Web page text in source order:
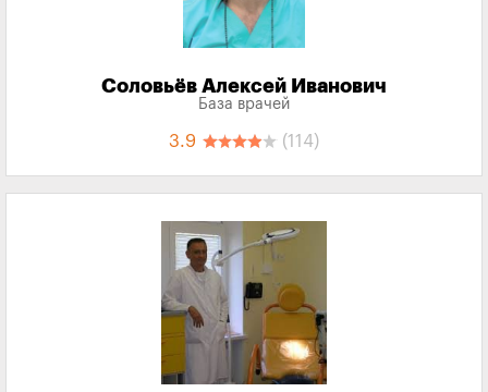
Соловьёв Алексей Иванович
База врачей
3.9 (114)